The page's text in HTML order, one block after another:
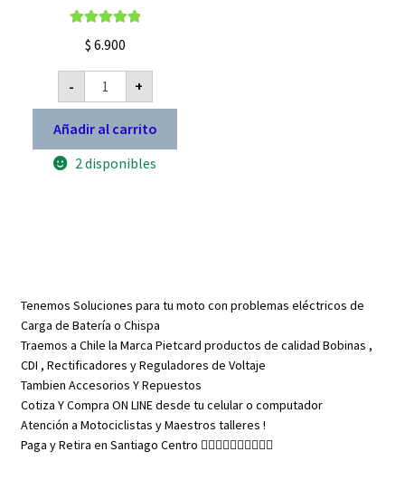
5.00
$ 6.900
-
Galga
filler
regulación
de
válvula
para
moto
+
Añadir al carrito
2 disponibles
Tenemos Soluciones para tu moto con problemas eléctricos de
Carga de Batería o Chispa
Traemos a Chile la Marca Pietcard productos de calidad Bobinas ,
CDI , Rectificadores y Reguladores de Voltaje
Tambien Accesorios Y Repuestos
Cotiza Y Compra ON LINE desde tu celular o computador
Atención a Motociclistas y Maestros talleres !
Paga y Retira en Santiago Centro 👇🏼👇🏼👇🏼👇🏼👇🏼